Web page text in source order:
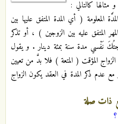
كالتالي :
( أي المدة المتفق عليها بين
المتفق عليه بين الزوجين ) ، أو تذكر
نَفْسي مدة سنة بمئة دينار . و يقول
المؤقت ( المتعة ) فلا بدَّ من تعيين
عدم ذكر المدة في العقد يكون الزواج
ذات صلة